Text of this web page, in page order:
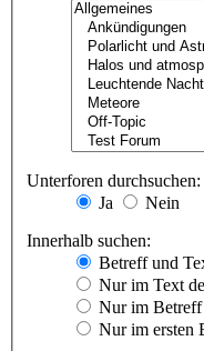
Unterforen durchsuchen:
Ja
Nein
Innerhalb suchen:
Betreff und
Nur im Text
Nur im Betreff
Nur im ersten